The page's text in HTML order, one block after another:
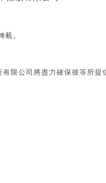
載。
限公司將盡力確保彼等所